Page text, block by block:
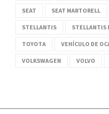
SEAT SEAT MARTORELL
STELLANTIS STELLANTIS
TOYOTA VEHÍCULO DE
VOLKSWAGEN VOLVO